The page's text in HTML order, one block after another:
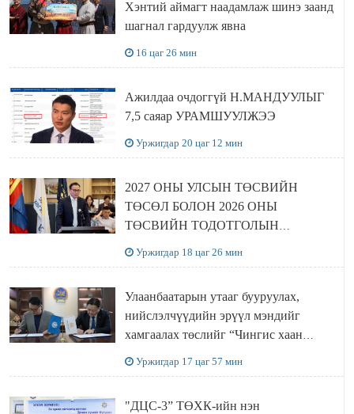
Хэнтий аймагт наадамлаж шинэ заанд
шагнал гардуулж явна
16 цаг 26 мин
Ажилдаа очдоггүй Н.МАНДУУЛЫГ
7,5 саяар УРАМШУУЛЖЭЭ
Уржигдар 20 цаг 12 мин
2027 ОНЫ УЛСЫН ТӨСВИЙН
ТӨСӨЛ БОЛОН 2026 ОНЫ
ТӨСВИЙН ТОДОТГОЛЫН
Уржигдар 18 цаг 26 мин
Улаанбаатарын утааг бууруулах,
нийслэлчүүдийн эрүүл мэндийг
хамгаалах төслийг “Чингис хаан
Уржигдар 17 цаг 57 мин
"ДЦС-3” ТӨХК-ийн нэн